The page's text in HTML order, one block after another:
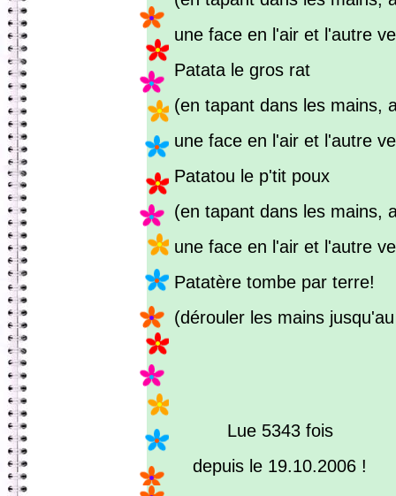
une face en l'air et l'autre
Patata le gros rat
(en tapant dans les mains,
une face en l'air et l'autre
Patatou le p'tit poux
(en tapant dans les mains,
une face en l'air et l'autre
Patatère tombe par terre!
(dérouler les mains
Lue 5343 fois
depuis le 19.10.2006 !